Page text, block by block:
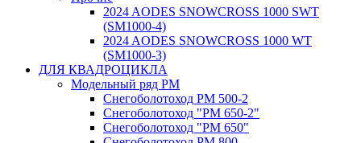
2024 AODES SNOWCROSS 1000 SWT
(SM1000-4)
2024 AODES SNOWCROSS 1000 WT
(SM1000-3)
ДЛЯ КВАДРОЦИКЛА
Модельный ряд РМ
Снегоболотоход РМ 500-2
Снегоболотоход "РМ 650-2"
Снегоболотоход "РМ 650"